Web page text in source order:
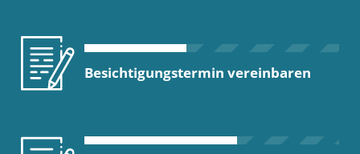
Besichtigungstermin vereinbaren